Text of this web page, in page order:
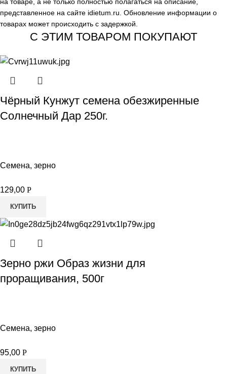
представленное на сайте idietum.ru . Обновление информации о
товарах может происходить с задержкой.
С ЭТИМ ТОВАРОМ ПОКУПАЮТ
Чёрный Кунжут семена обезжиренные
Солнечный Дар 250г.
Семена, зерно
129,00 Р
КУПИТЬ
Зерно ржи Образ жизни для
проращивания, 500г
Семена, зерно
95,00 Р
КУПИТЬ